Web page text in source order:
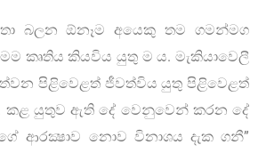
බලන ඕනෑම අයෙකු තම ගමන්මග
කෘතිය කියවිය යුතු ම ය. මැකියාවෙලී
පිළිවෙළත් ජීවත්විය යුතු පිළිවෙළත්
කළ යුතුව ඇති දේ වෙනුවෙන් කරන දේ
ආරක්‍ෂාව නොව විනාශය දැක ගනී”